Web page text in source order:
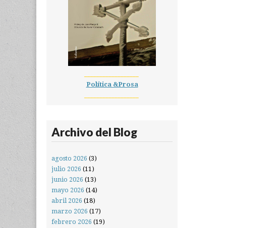
Política &Prosa
Archivo del Blog
agosto 2026 (3)
julio 2026 (11)
junio 2026 (13)
mayo 2026 (14)
abril 2026 (18)
marzo 2026 (17)
febrero 2026 (19)